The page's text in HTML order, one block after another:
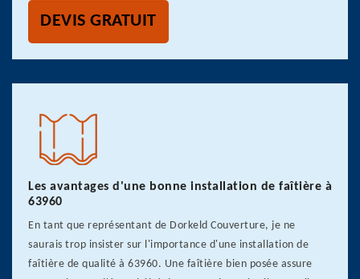
DEVIS GRATUIT
Les avantages d'une bonne installation de faîtière à
63960
En tant que représentant de Dorkeld Couverture, je ne
saurais trop insister sur l'importance d'une installation de
faîtière de qualité à 63960. Une faîtière bien posée assure